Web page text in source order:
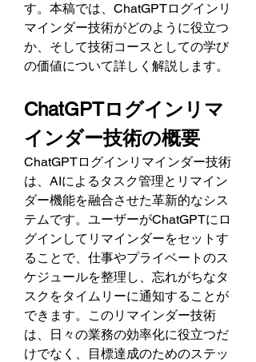
す。本稿では、ChatGPTログインリ
マインダー技術がどのように役立つ
か、そして技術コースとしての学び
の価値について詳しく解説します。
ChatGPTログインリマ
インダー技術の概要
ChatGPTログインリマインダー技術
は、AIによるタスク管理とリマイン
ダー機能を融合させた革新的なシス
テムです。ユーザーがChatGPTにロ
グインしてリマインダーをセットす
ることで、仕事やプライベートのス
ケジュールを整理し、忘れがちなタ
スクをタイムリーに通知することが
できます。このリマインダー技術
は、日々の業務の効率化に役立つだ
けでなく、目標達成のためのステッ